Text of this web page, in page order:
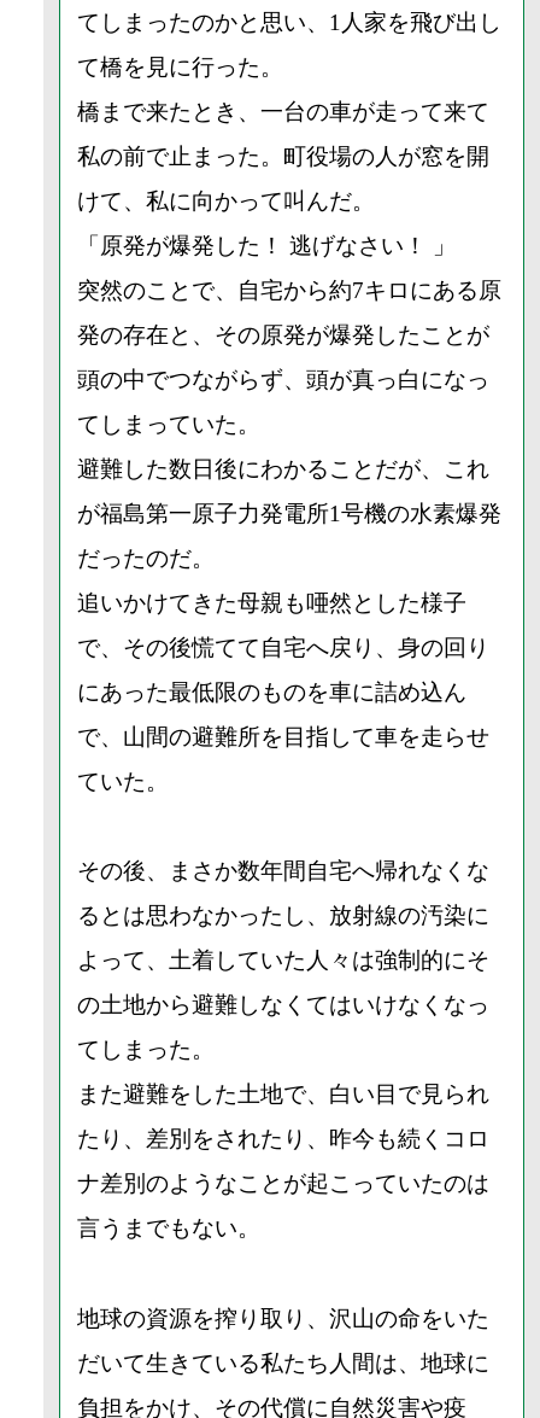
てしまったのかと思い、1人家を飛び出し
て橋を見に行った。
橋まで来たとき、一台の車が走って来て
私の前で止まった。町役場の人が窓を開
けて、私に向かって叫んだ。
「原発が爆発した！ 逃げなさい！ 」
突然のことで、自宅から約7キロにある原
発の存在と、その原発が爆発したことが
頭の中でつながらず、頭が真っ白になっ
てしまっていた。
避難した数日後にわかることだが、これ
が福島第一原子力発電所1号機の水素爆発
だったのだ。
追いかけてきた母親も唖然とした様子
で、その後慌てて自宅へ戻り、身の回り
にあった最低限のものを車に詰め込ん
で、山間の避難所を目指して車を走らせ
ていた。
その後、まさか数年間自宅へ帰れなくな
るとは思わなかったし、放射線の汚染に
よって、土着していた人々は強制的にそ
の土地から避難しなくてはいけなくなっ
てしまった。
また避難をした土地で、白い目で見られ
たり、差別をされたり、昨今も続くコロ
ナ差別のようなことが起こっていたのは
言うまでもない。
地球の資源を搾り取り、沢山の命をいた
だいて生きている私たち人間は、地球に
負担をかけ、その代償に自然災害や疫